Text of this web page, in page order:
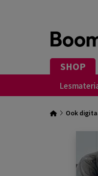
SHOP
Ook